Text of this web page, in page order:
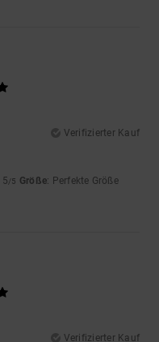
Verifizierter Kauf
5/5 Größe: Perfekte Größe
Verifizierter Kauf